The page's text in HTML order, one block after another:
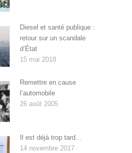
Diesel et santé publique :
retour sur un scandale
d’État
15 mai 2018
Remettre en cause
l’automobile
26 août 2005
Il est déjà trop tard…
14 novembre 2017